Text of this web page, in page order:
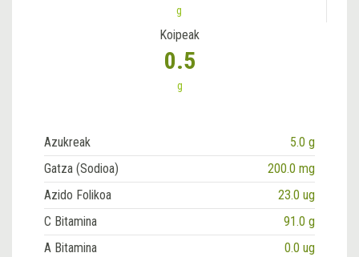
g
Koipeak
0.5
g
Azukreak
5.0 g
Gatza (Sodioa)
200.0 mg
Azido Folikoa
23.0 ug
C Bitamina
91.0 g
A Bitamina
0.0 ug